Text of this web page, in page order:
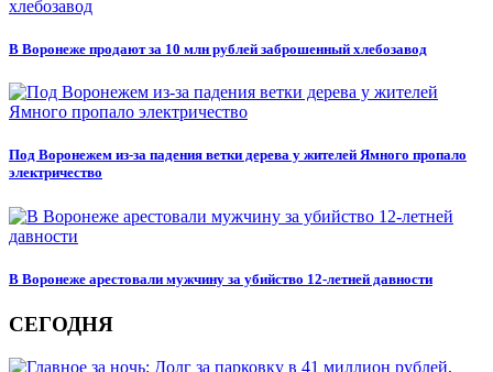
В Воронеже продают за 10 млн рублей заброшенный хлебозавод
Под Воронежем из-за падения ветки дерева у жителей Ямного пропало
электричество
В Воронеже арестовали мужчину за убийство 12-летней давности
СЕГОДНЯ